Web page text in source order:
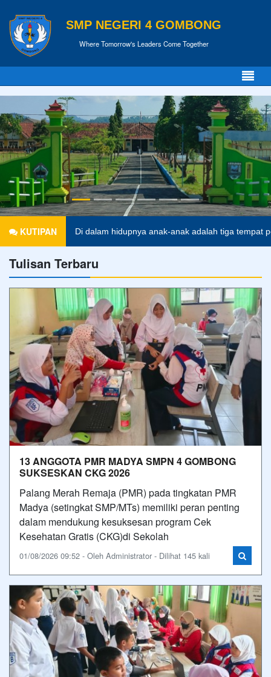
SMP NEGERI 4 GOMBONG
Where Tomorrow's Leaders Come Together
KUTIPAN Di dalam hidupnya anak-anak adalah tiga tempat
Tulisan Terbaru
13 ANGGOTA PMR MADYA SMPN 4 GOMBONG
SUKSESKAN CKG 2026
Palang Merah Remaja (PMR) pada tingkatan PMR
Madya (setingkat SMP/MTs) memiliki peran penting
dalam mendukung kesuksesan program Cek
Kesehatan Gratis (CKG)di Sekolah
01/08/2026 09:52 - Oleh Administrator - Dilihat 145 kali